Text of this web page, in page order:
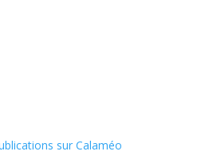
sur Calaméo